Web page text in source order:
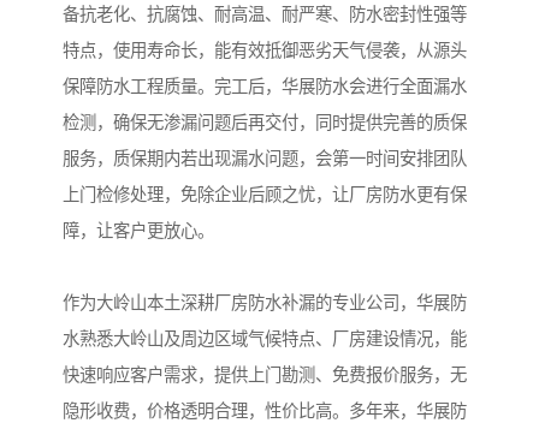
备抗老化、抗腐蚀、耐高温、耐严寒、防水密封性强等
特点，使用寿命长，能有效抵御恶劣天气侵袭，从源头
保障防水工程质量。完工后，华展防水会进行全面漏水
检测，确保无渗漏问题后再交付，同时提供完善的质保
服务，质保期内若出现漏水问题，会第一时间安排团队
上门检修处理，免除企业后顾之忧，让厂房防水更有保
障，让客户更放心。
作为大岭山本土深耕厂房防水补漏的专业公司，华展防
水熟悉大岭山及周边区域气候特点、厂房建设情况，能
快速响应客户需求，提供上门勘测、免费报价服务，无
隐形收费，价格透明合理，性价比高。多年来，华展防